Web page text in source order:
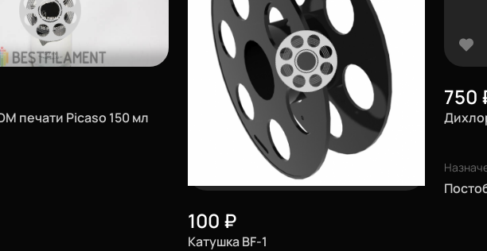
влагу при
выдерживает
Watson Bestfilament:
печати Picaso 150 мл
100 ₽
Катушка BF-1
750